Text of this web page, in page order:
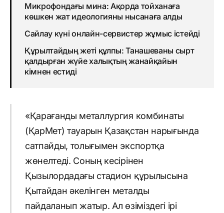
Микрофондағы мина: Ақорда тойханаға
көшкен жат идеологияны нысанаға алды
Сайлау күні онлайн-сервистер жұмыс істейді
Құрылтайдың жеті құлпы: Танашеваны сырт
қалдырған жүйе халықтың жанайқайын
кімнен естиді
«Қарағанды металлургия комбинаты
(ҚарМет) тауарын Қазақстан нарығында
сатпайды, толығымен экспортқа
жөнелтеді. Соның кесірінен
Қызылордадағы стадион құрылысына
Қытайдан әкелінген металды
пайдаланып жатыр. Ал өзіміздегі ірі